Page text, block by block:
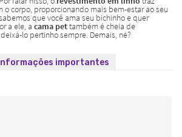
Informações importantes